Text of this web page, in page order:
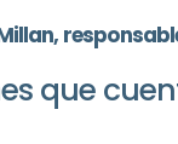
que